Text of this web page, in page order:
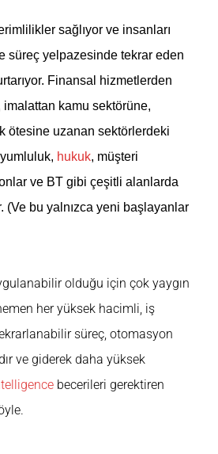
sağlıyor ve insanları
süreç yelpazesinde tekrar eden
Finansal hizmetlerden
imalattan kamu sektörüne,
ötesine uzanan sektörlerdeki
hukuk, müşteri
ve BT gibi çeşitli alanlarda
(Ve bu yalnızca yeni başlayanlar
olduğu için çok yaygın
her yüksek hacimli, iş
süreç, otomasyon
ve giderek daha yüksek
becerileri gerektiren